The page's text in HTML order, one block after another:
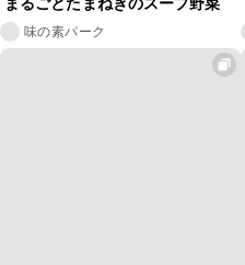
味の素パーク